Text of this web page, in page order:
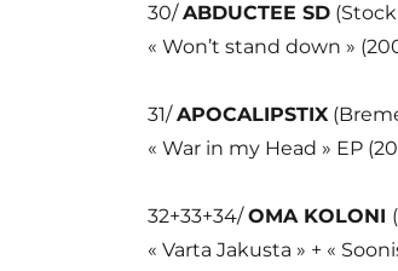
30/ABDUCTEE SD
« Won’t stand down »
31/APOCALIPSTIX
« War in my Head » EP
32+33+34/OMA KOLONI
« Varta Jakusta » + «